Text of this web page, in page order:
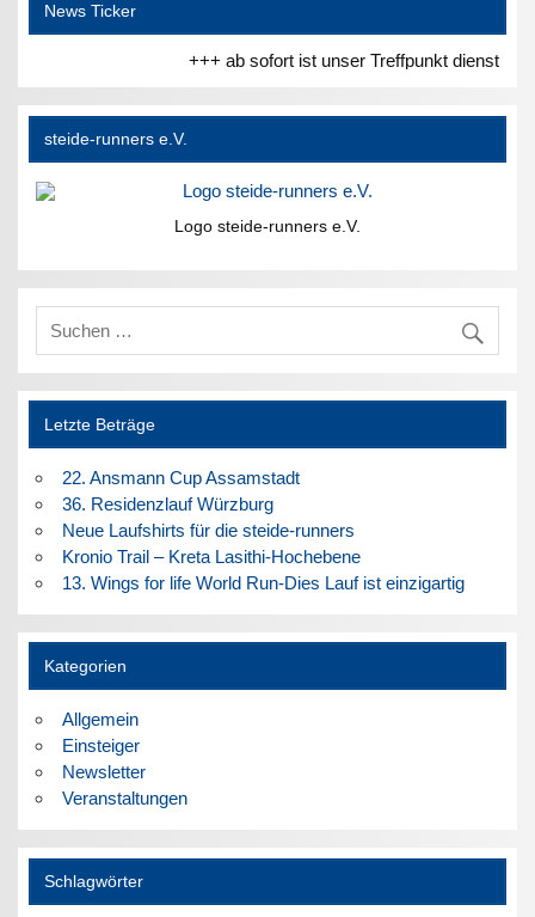
News Ticker
+++ ab sofort ist unser Treffpunkt dienstags
steide-runners e.V.
Logo steide-runners e.V.
Letzte Beträge
22. Ansmann Cup Assamstadt
36. Residenzlauf Würzburg
Neue Laufshirts für die steide-runners
Kronio Trail – Kreta Lasithi-Hochebene
13. Wings for life World Run-Dies Lauf ist einzigartig
Kategorien
Allgemein
Einsteiger
Newsletter
Veranstaltungen
Schlagwörter